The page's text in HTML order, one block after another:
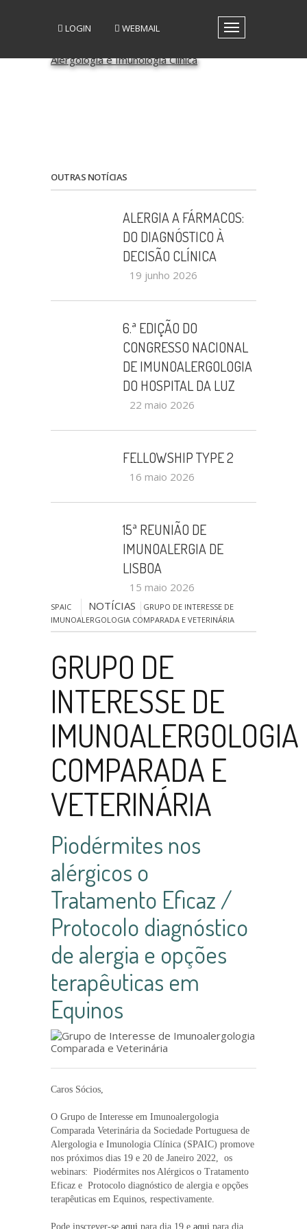
Toggle
GRUPOS DE INTERESSE
CONTACTOS
LOGIN WEBMAIL
OUTRAS NOTÍCIAS
ALERGIA A FÁRMACOS:
DO DIAGNÓSTICO À
DECISÃO CLÍNICA
19 junho 2026
6.ª EDIÇÃO DO
CONGRESSO NACIONAL
DE IMUNOALERGOLOGIA
DO HOSPITAL DA LUZ
22 maio 2026
FELLOWSHIP TYPE 2
16 maio 2026
15ª REUNIÃO DE
IMUNOALERGIA DE
LISBOA
15 maio 2026
SPAIC NOTÍCIAS
GRUPO DE INTERESSE DE
IMUNOALERGOLOGIA COMPARADA E VETERINÁRIA
GRUPO DE
INTERESSE DE
IMUNOALERGOLOGIA
COMPARADA E
VETERINÁRIA
Piodérmites nos
alérgicos o
Tratamento Eficaz /
Protocolo diagnóstico
de alergia e opções
terapêuticas em
Equinos
Caros Sócios,
O Grupo de Interesse em Imunoalergologia
Comparada Veterinária da Sociedade Portuguesa de
Alergologia e Imunologia Clínica (SPAIC) promove
nos próximos dias 19 e 20 de Janeiro 2022, os
webinars: Piodérmites nos Alérgicos o Tratamento
Eficaz e Protocolo diagnóstico de alergia e opções
terapêuticas em Equinos, respectivamente.
Pode inscrever-se aqui para dia 19 e aqui para dia